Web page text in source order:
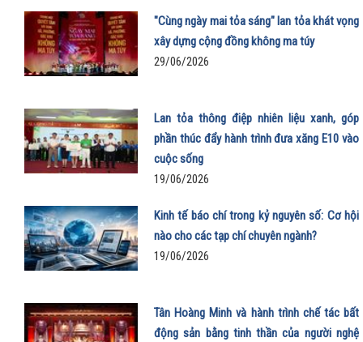
Qua miền Di sản”.
"Cùng ngày mai tỏa sáng" lan tỏa khát vọng
xây dựng cộng đồng không ma túy
29/06/2026
Lan tỏa thông điệp nhiên liệu xanh, góp
phần thúc đẩy hành trình đưa xăng E10 vào
cuộc sống
19/06/2026
Kinh tế báo chí trong kỷ nguyên số: Cơ hội
nào cho các tạp chí chuyên ngành?
19/06/2026
Tân Hoàng Minh và hành trình chế tác bất
động sản bằng tinh thần của người nghệ